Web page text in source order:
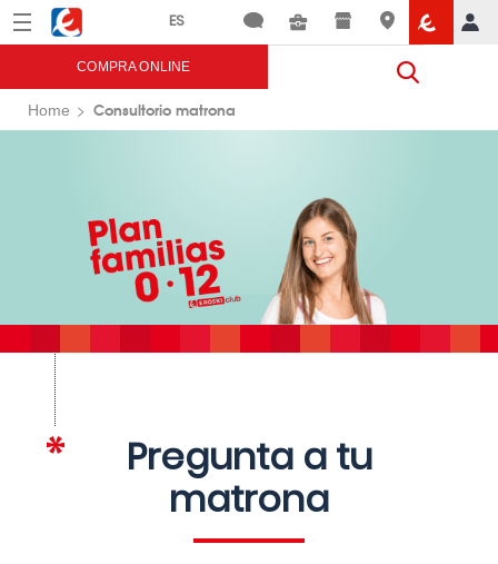
Menú Eroski
COMPRA ONLINE
Home Consultorio matrona
Pregunta a tu
matrona